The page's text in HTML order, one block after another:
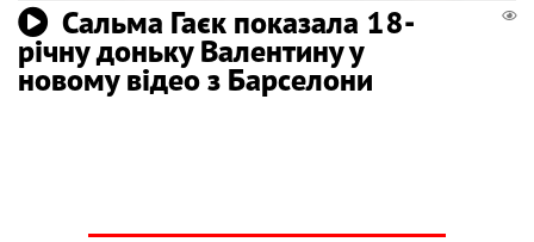
Сальма Гаєк показала 18-
річну доньку Валентину у
новому відео з Барселони